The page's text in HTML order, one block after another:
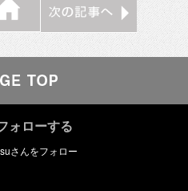
ォローする